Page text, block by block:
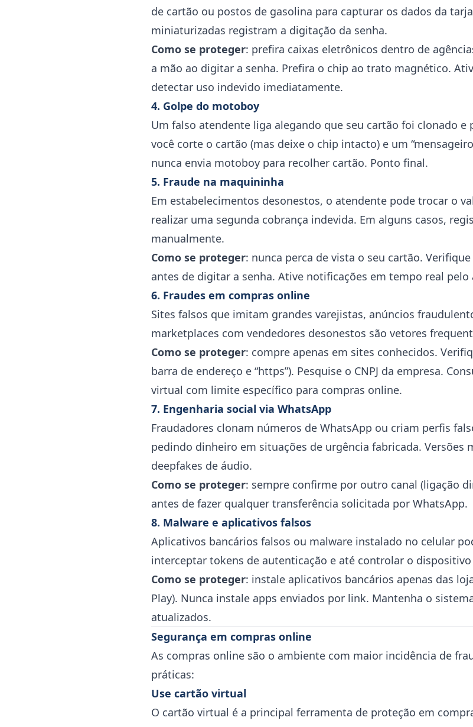
de cartão ou postos de gasolina para capturar os dados da
miniaturizadas registram a digitação da senha.
Como se proteger: prefira caixas eletrônicos dentro de
a mão ao digitar a senha. Prefira o chip ao trato magnético.
detectar uso indevido imediatamente.
4. Golpe do motoboy
Um falso atendente liga alegando que seu cartão foi clonado e
você corte o cartão (mas deixe o chip intacto) e um
nunca envia motoboy para recolher cartão. Ponto final.
5. Fraude na maquininha
Em estabelecimentos desonestos, o atendente pode trocar o
realizar uma segunda cobrança indevida. Em alguns casos,
manualmente.
Como se proteger: nunca perca de vista o seu cartão.
antes de digitar a senha. Ative notificações em tempo real pelo
6. Fraudes em compras online
Sites falsos que imitam grandes varejistas, anúncios
marketplaces com vendedores desonestos são vetores
Como se proteger: compre apenas em sites conhecidos.
barra de endereço e “https”). Pesquise o CNPJ da empresa.
virtual com limite específico para compras online.
7. Engenharia social via WhatsApp
Fraudadores clonam números de WhatsApp ou criam perfis
pedindo dinheiro em situações de urgência fabricada. Versões
deepfakes de áudio.
Como se proteger: sempre confirme por outro canal (ligação
antes de fazer qualquer transferência solicitada por WhatsApp.
8. Malware e aplicativos falsos
Aplicativos bancários falsos ou malware instalado no celular
interceptar tokens de autenticação e até controlar o
Como se proteger: instale aplicativos bancários apenas das
Play). Nunca instale apps enviados por link. Mantenha o
atualizados.
Segurança em compras online
As compras online são o ambiente com maior incidência de
práticas:
Use cartão virtual
O cartão virtual é a principal ferramenta de proteção em